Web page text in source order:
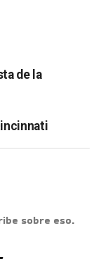
de la
sobre eso.